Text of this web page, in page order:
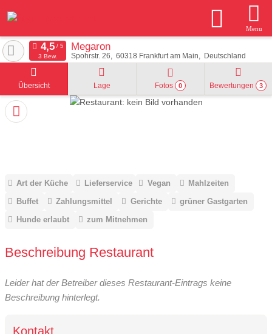
Menu
Megaron
Spohrstr. 26 60318 Frankfurt am Main Deutschland
3 Bew.
Übersicht Lage Fotos 0 Bewertungen 3
Art der Küche Lieferservice Vegan
Mahlzeiten
Buffet
Zahlungsmittel Gerichte
grüner Gastgarten
Hunde erlaubt
zum Mitnehmen
Beschreibung Restaurant
Leider hat der Betreiber dieses Restaurant-Eintrags keine
Beschreibung hinterlegt.
Kontakt